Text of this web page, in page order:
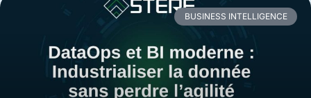
BUSINESS INTELLIGENCE